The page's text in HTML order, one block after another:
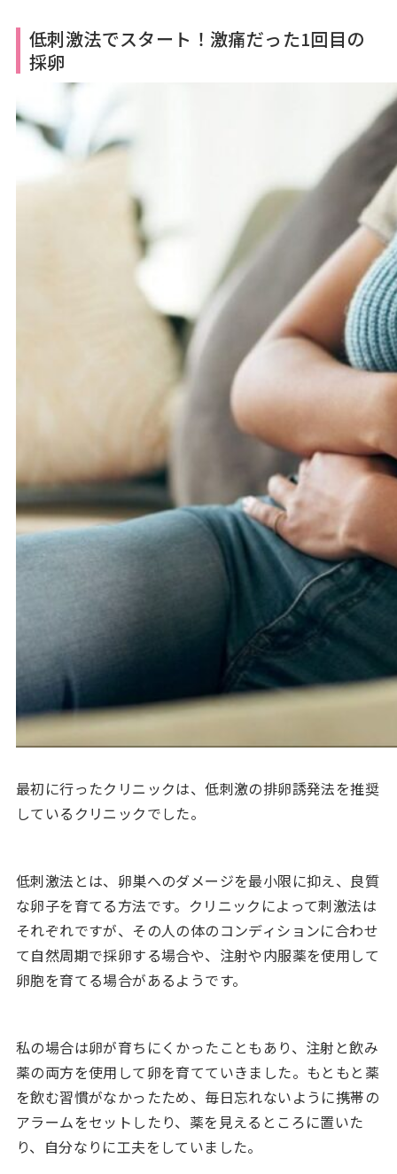
低刺激法でスタート！激痛だった1回目の
採卵
最初に行ったクリニックは、低刺激の排卵誘発法を推奨
しているクリニックでした。
低刺激法とは、卵巣へのダメージを最小限に抑え、良質
な卵子を育てる方法です。クリニックによって刺激法は
それぞれですが、その人の体のコンディションに合わせ
て自然周期で採卵する場合や、注射や内服薬を使用して
卵胞を育てる場合があるようです。
私の場合は卵が育ちにくかったこともあり、注射と飲み
薬の両方を使用して卵を育てていきました。もともと薬
を飲む習慣がなかったため、毎日忘れないように携帯の
アラームをセットしたり、薬を見えるところに置いた
り、自分なりに工夫をしていました。